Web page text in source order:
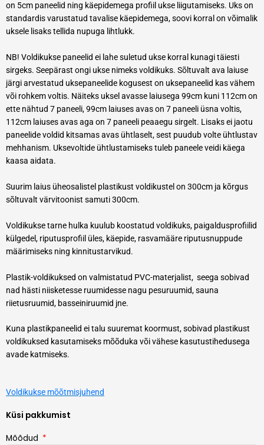
on 5cm paneelid ning käepidemega profiil ukse liigutamiseks. Uks on
standardis varustatud tavalise käepidemega, soovi korral on võimalik
uksele lisaks tellida nupuga lihtlukk.
NB! Voldikukse paneelid ei lahe suletud ukse korral kunagi täiesti
sirgeks. Seepärast ongi ukse nimeks voldikuks. Sõltuvalt ava laiuse
järgi arvestatud uksepaneelide kogusest on uksepaneelid kas vähem
või rohkem voltis. Näiteks uksel avasse laiusega 99cm kuni 112cm on
ette nähtud 7 paneeli, 99cm laiuses avas on 7 paneeli üsna voltis,
112cm laiuses avas aga on 7 paneeli peaaegu sirgelt. Lisaks ei jaotu
paneelide voldid kitsamas avas ühtlaselt, sest puudub volte ühtlustav
mehhanism. Uksevoltide ühtlustamiseks tuleb paneele veidi käega
kaasa aidata.
Suurim laius üheosalistel plastikust voldikustel on 300cm ja kõrgus
sõltuvalt värvitoonist samuti 300cm.
Voldikukse tarne hulka kuulub koostatud voldikuks, paigaldusprofiilid
külgedel, riputusprofiil üles, käepide, rasvamääre riputusnuppude
määrimiseks ning kinnitustarvikud.
Plastik-voldikuksed on valmistatud PVC-materjalist, seega sobivad
nad hästi niisketesse ruumidesse nagu pesuruumid, sauna
riietusruumid, basseiniruumid jne.
Kuna plastikpaneelid ei talu suuremat koormust, sobivad plastikust
voldikuksed kasutamiseks mõõduka või vähese kasutustihedusega
avade katmiseks.
Voldikukse mõõtmisjuhend
Küsi pakkumist
Mõõdud